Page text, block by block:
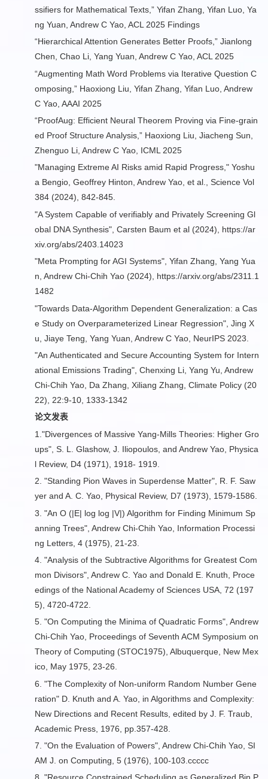
ssifiers for Mathematical Texts,” Yifan Zhang, Yifan Luo, Ya
ng Yuan, Andrew C Yao, ACL 2025 Findings
“Hierarchical Attention Generates Better Proofs,” Jianlong
Chen, Chao Li, Yang Yuan, Andrew C Yao, ACL 2025
“Augmenting Math Word Problems via Iterative Question C
omposing,” Haoxiong Liu, Yifan Zhang, Yifan Luo, Andrew
C Yao, AAAI 2025
“ProofAug: Efficient Neural Theorem Proving via Fine-grain
ed Proof Structure Analysis,” Haoxiong Liu, Jiacheng Sun,
Zhenguo Li, Andrew C Yao, ICML 2025
"Managing Extreme AI Risks amid Rapid Progress," Yoshu
a Bengio, Geoffrey Hinton, Andrew Yao, et al., Science Vol
384 (2024), 842-845.
"A System Capable of verifiably and Privately Screening Gl
obal DNA Synthesis", Carsten Baum et al (2024), https://ar
xiv.org/abs/2403.14023
"Meta Prompting for AGI Systems", Yifan Zhang, Yang Yua
n, Andrew Chi-Chih Yao (2024), https://arxiv.org/abs/2311.1
1482
"Towards Data-Algorithm Dependent Generalization: a Cas
e Study on Overparameterized Linear Regression", Jing X
u, Jiaye Teng, Yang Yuan, Andrew C Yao, NeurIPS 2023.
"An Authenticated and Secure Accounting System for Intern
ational Emissions Trading", Chenxing Li, Yang Yu, Andrew
Chi-Chih Yao, Da Zhang, Xiliang Zhang, Climate Policy (20
22), 22:9-10, 1333-1342
论文发表
1."Divergences of Massive Yang-Mills Theories: Higher Gro
ups", S. L. Glashow, J. Iliopoulos, and Andrew Yao, Physica
l Review, D4 (1971), 1918- 1919.
2. "Standing Pion Waves in Superdense Matter", R. F. Saw
yer and A. C. Yao, Physical Review, D7 (1973), 1579-1586.
3. "An O (|E| log log |V|) Algorithm for Finding Minimum Sp
anning Trees", Andrew Chi-Chih Yao, Information Processi
ng Letters, 4 (1975), 21-23.
4. "Analysis of the Subtractive Algorithms for Greatest Com
mon Divisors", Andrew C. Yao and Donald E. Knuth, Proce
edings of the National Academy of Sciences USA, 72 (197
5), 4720-4722.
5. "On Computing the Minima of Quadratic Forms", Andrew
Chi-Chih Yao, Proceedings of Seventh ACM Symposium on
Theory of Computing (STOC1975), Albuquerque, New Mex
ico, May 1975, 23-26.
6. "The Complexity of Non-uniform Random Number Gene
ration" D. Knuth and A. Yao, in Algorithms and Complexity:
New Directions and Recent Results, edited by J. F. Traub,
Academic Press, 1976, pp.357-428.
7. "On the Evaluation of Powers", Andrew Chi-Chih Yao, SI
AM J. on Computing, 5 (1976), 100-103.ccccc